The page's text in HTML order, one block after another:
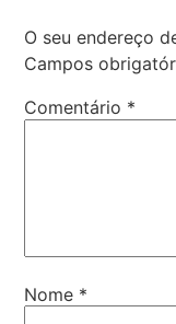
O seu endereço
Campos
Comentário *
Nome *